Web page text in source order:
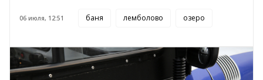
06 июля, 12:51 баня лемболово озеро